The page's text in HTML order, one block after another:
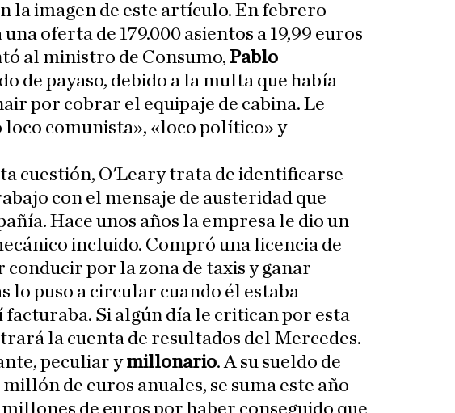
la imagen de este artículo. En febrero
oferta de 179.000 asientos a 19,99 euros
al ministro de Consumo, Pablo
de payaso, debido a la multa que había
por cobrar el equipaje de cabina. Le
comunista», «loco político» y
cuestión, O'Leary trata de identificarse
con el mensaje de austeridad que
Hace unos años la empresa le dio un
incluido. Compró una licencia de
conducir por la zona de taxis y ganar
lo puso a circular cuando él estaba
facturaba. Si algún día le critican por esta
la cuenta de resultados del Mercedes.
peculiar ymillonario. A su sueldo de
de euros anuales, se suma este año